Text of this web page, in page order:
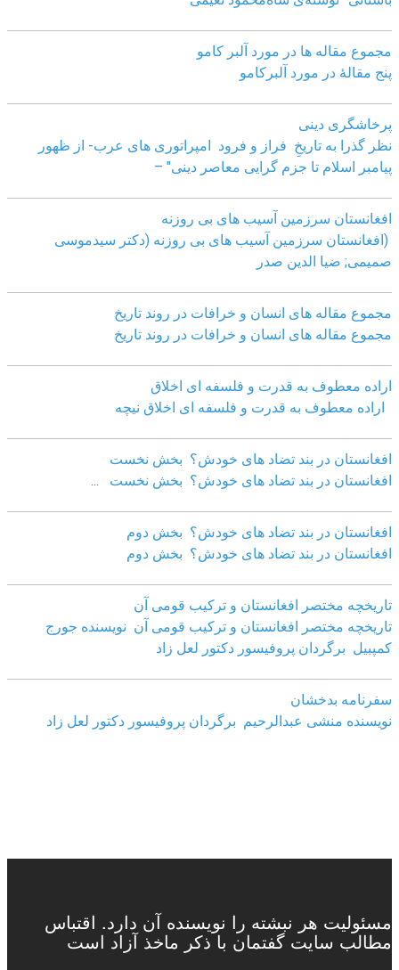
مجموع مقاله ها در مورد آلبر کامو
پنج مقالهٔ در مورد آلبرکامو
پرخاشگری دینی
نظر گذرا به تاریخِ فراز و فرود امپراتوری های عرب- از ظهور
پیامبر اسلام تا جزم گرایی معاصر دینی" –
افغانستان سرزمین آسیب های بی روزنه
(افغانستان سرزمین آسیب های بی روزنه (دکتر سیدموسی
صمیمی; ضیا الدین صدر
مجموع مقاله های انسان و خرافات در روند تاریخ
مجموع مقاله های انسان و خرافات در روند تاریخ
اراده معطوف به قدرت و فلسفه ای اخلاق
اراده معطوف به قدرت و فلسفه ای اخلاق نیچه
افغانستان در بند تضاد های خودش؟ بخش نخست
افغانستان در بند تضاد های خودش؟ بخش نخست
افغانستان در بند تضاد های خودش؟ بخش دوم
افغانستان در بند تضاد های خودش؟ بخش دوم
تاریخچه مختصر افغانستان و ترکیب قومی آن
تاریخچه مختصر افغانستان و ترکیب قومی آن نویسنده جورج
کمپبیل برگردان پروفیسور دکتور لعل زاد
سفرنامه بدخشان
نویسنده منشی عبدالرحیم برگردان پروفیسور دکتور لعل زاد
مسئولیت هر نبشته را نویسنده آن دارد. اقتباس
مطالب سایت گفتمان با ذکر ماخذ آزاد است